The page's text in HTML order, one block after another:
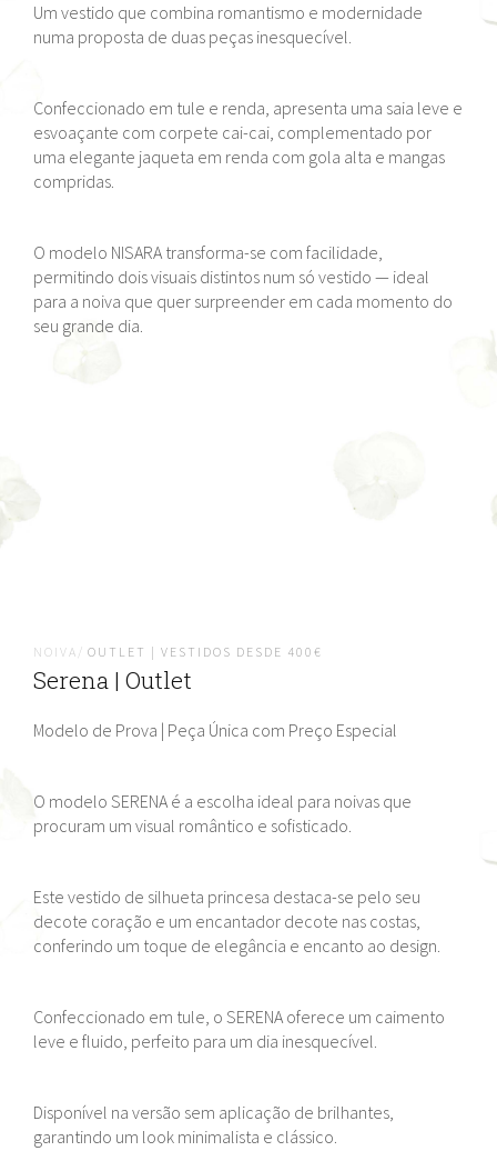
Um vestido que combina romantismo e modernidade
numa proposta de duas peças inesquecível.
Confeccionado em tule e renda, apresenta uma saia leve e
esvoaçante com corpete cai-cai, complementado por
uma elegante jaqueta em renda com gola alta e mangas
compridas.
O modelo NISARA transforma-se com facilidade,
permitindo dois visuais distintos num só vestido — ideal
para a noiva que quer surpreender em cada momento do
seu grande dia.
NOIVA/ OUTLET | VESTIDOS DESDE 400€
Serena | Outlet
Modelo de Prova | Peça Única com Preço Especial
O modelo SERENA é a escolha ideal para noivas que
procuram um visual romântico e sofisticado.
Este vestido de silhueta princesa destaca-se pelo seu
decote coração e um encantador decote nas costas,
conferindo um toque de elegância e encanto ao design.
Confeccionado em tule, o SERENA oferece um caimento
leve e fluido, perfeito para um dia inesquecível.
Disponível na versão sem aplicação de brilhantes,
garantindo um look minimalista e clássico.